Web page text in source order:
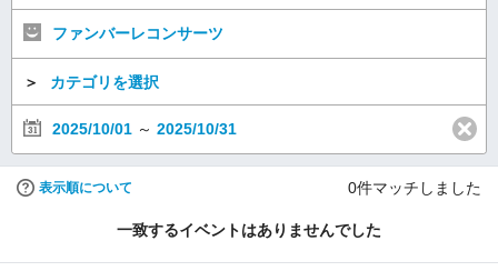
ファンバーレコンサーツ
＞ カテゴリを選択
2025/10/01 ～ 2025/10/31
表示順について 0件マッチしました
一致するイベントはありませんでした